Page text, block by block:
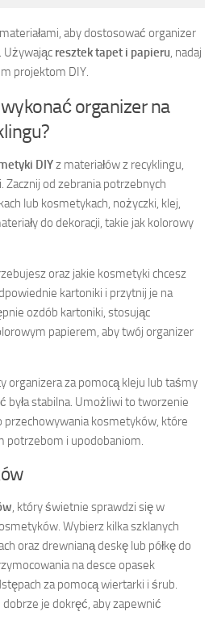
aby dostosować organizer
Używając resztek tapet i papieru, nadaj
projektom DIY.
organizer na
DIYz materiałów z recyklingu,
od zebrania potrzebnych
lub kosmetykach, nożyczki, klej,
do dekoracji, takie jak kolorowy
oraz jakie kosmetyki chcesz
kartoniki i przytnij je na
ozdób kartoniki, stosując
papierem, aby twój organizer
organizera za pomocą kleju lub taśmy
była stabilna. Umożliwi to tworzenie
przechowywania kosmetyków, które
potrzebom i upodobaniom.
, który świetnie sprawdzi się w
Wybierz kilka szklanych
oraz drewnianą deskę lub półkę do
na desce opasek
za pomocą wiertarki i śrub.
dobrze je dokręć, aby zapewnić